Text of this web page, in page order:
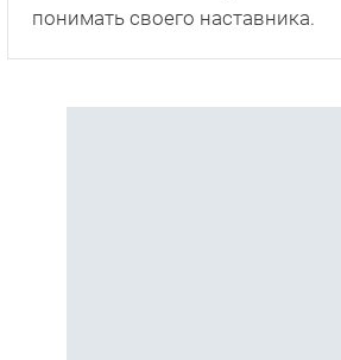
понимать своего наставника.